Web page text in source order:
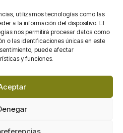
utilizamos tecnologías como las
a la información del dispositivo. El
nos permitirá procesar datos como
o las identificaciones únicas en este
puede afectar
y funciones.